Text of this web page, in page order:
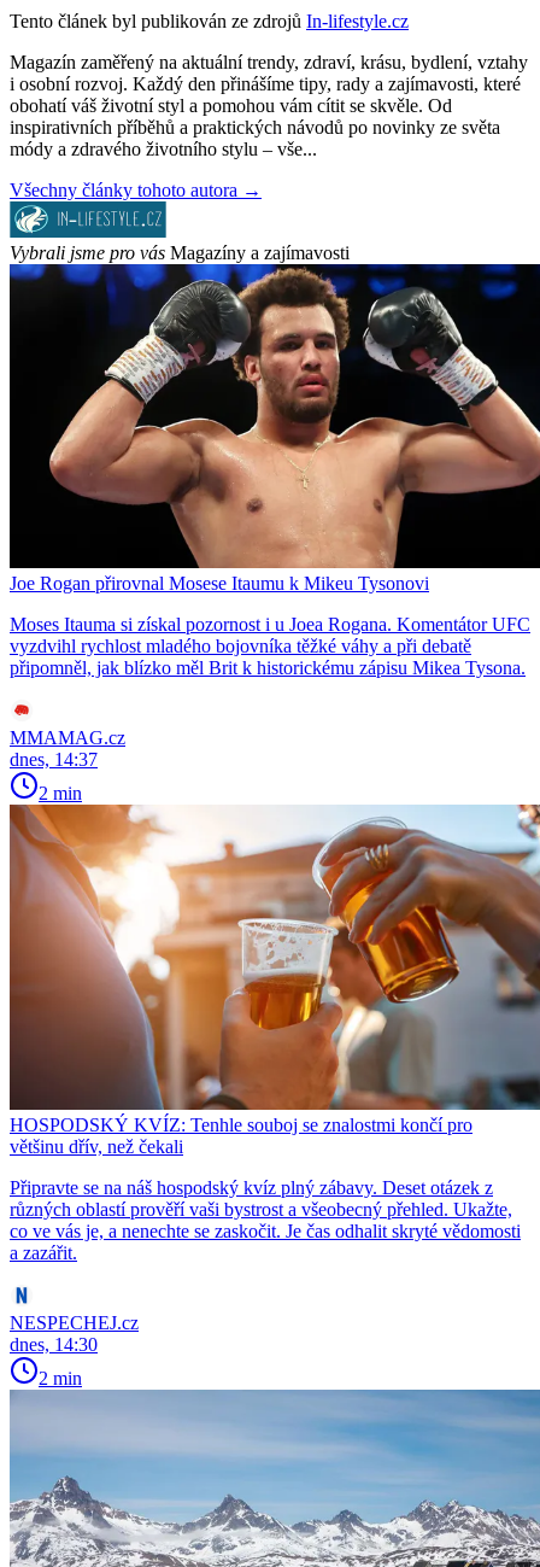
Tento článek byl publikován ze zdrojů In-lifestyle.cz
Magazín zaměřený na aktuální trendy, zdraví, krásu, bydlení, vztahy
i osobní rozvoj. Každý den přinášíme tipy, rady a zajímavosti, které
obohatí váš životní styl a pomohou vám cítit se skvěle. Od
inspirativních příběhů a praktických návodů po novinky ze světa
módy a zdravého životního stylu – vše...
Všechny články tohoto autora →
Vybrali jsme pro vás Magazíny a zajímavosti
Joe Rogan přirovnal Mosese Itaumu k Mikeu Tysonovi
Moses Itauma si získal pozornost i u Joea Rogana. Komentátor UFC
vyzdvihl rychlost mladého bojovníka těžké váhy a při debatě
připomněl, jak blízko měl Brit k historickému zápisu Mikea Tysona.
MMAMAG.cz
dnes, 14:37
2 min
HOSPODSKÝ KVÍZ: Tenhle souboj se znalostmi končí pro
většinu dřív, než čekali
Připravte se na náš hospodský kvíz plný zábavy. Deset otázek z
různých oblastí prověří vaši bystrost a všeobecný přehled. Ukažte,
co ve vás je, a nenechte se zaskočit. Je čas odhalit skryté vědomosti
a zazářit.
NESPECHEJ.cz
dnes, 14:30
2 min